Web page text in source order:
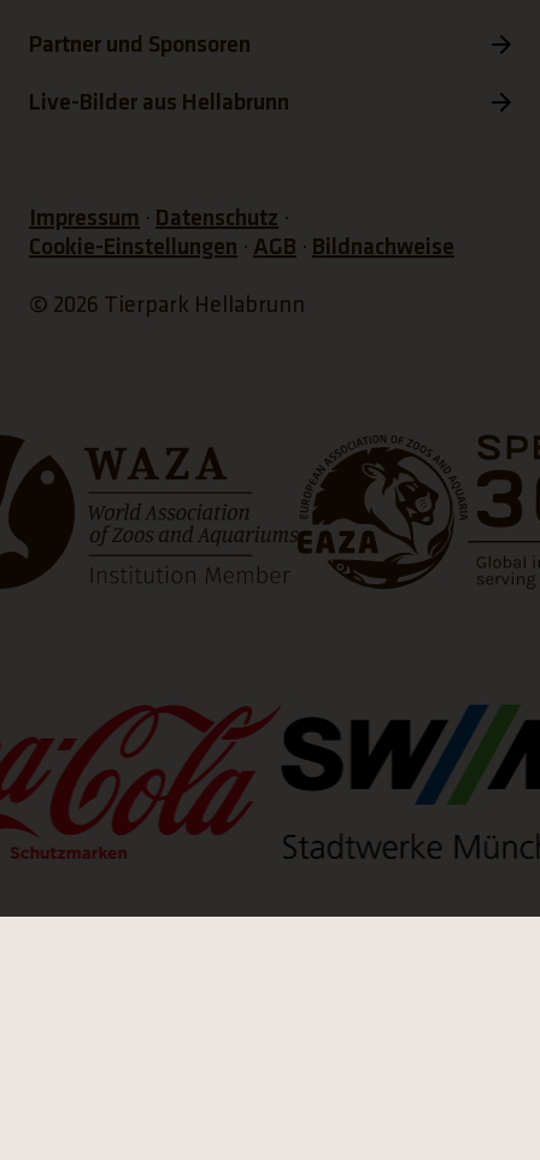
Partner und Sponsoren
Live-Bilder aus Hellabrunn
Impressum
Datenschutz
Cookie-Einstellungen
AGB Bildnachweise
© 2026 Tierpark Hellabrunn